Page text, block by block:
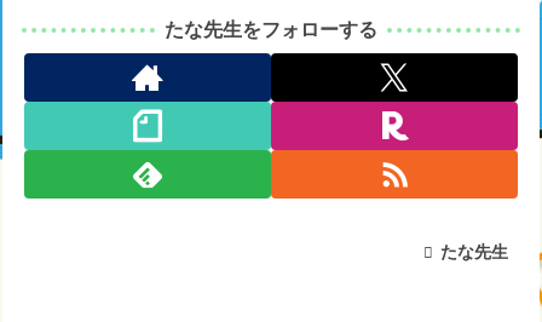
たな先生をフォローする
たな先生